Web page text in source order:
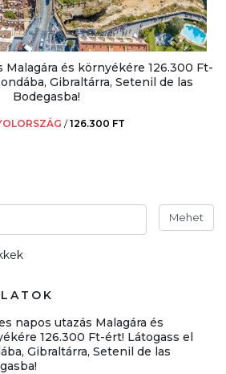
és környékére 126.300 Ft-
Gibraltárra, Setenil de las
Bodegasba!
/126.300 FT
Mehet
napos utazás Malagára és
126.300 Ft-ért! Látogass el
Gibraltárra, Setenil de las